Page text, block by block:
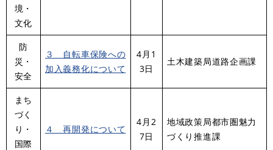
境・
文化
防
災・
安全
３ 自転車保険への
加入義務化について
4月1
3日
土木建築局道路企画課
まち
づく
り・
国際
４ 再開発について
4月2
7日
地域政策局都市圏魅力
づくり推進課